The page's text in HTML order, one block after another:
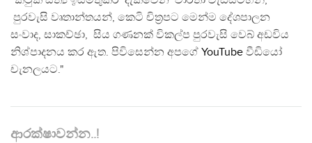
පුරවැසි වෘතාන්තයන්, කෙටි චිත්‍රපට මෙන්ම දේශපාලන
සංවාද, සාකච්ඡා, සිය ගණනක් විකල්ප පුරවැසි වෙබ් අඩවිය
නිශ්පාදනය කර ඇත. පිවිසෙන්න අපගේ YouTube වීඩියෝ
චැනලයට."
ආරක්ෂාවන්න..!